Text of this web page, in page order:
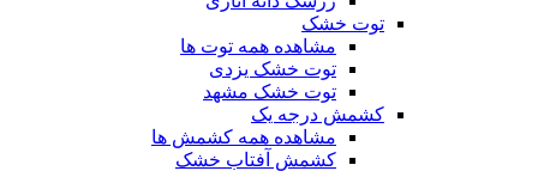
توت خشک
مشاهده همه توت ها
توت خشک یزدی
توت خشک مشهد
کشمش درجه یک
مشاهده همه کشمش ها
کشمش آفتاب خشک